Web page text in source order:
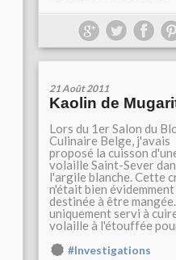
21 Août 2011
Kaolin de
Lors du 1er Salon du
Culinaire Belge, j'avais
proposé la cuisson
volaille Saint-Sever
l'argile blanche. Cette
n'était bien évidemment
destinée à être
uniquement servi à
volaille à l'étouffée
#Investigations